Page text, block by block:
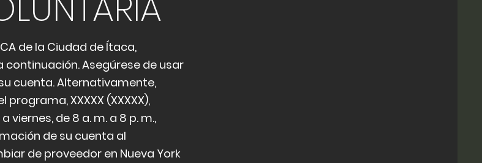
de la Ciudad de Ítaca,
Asegúrese de usar
cuenta. Alternativamente,
XXXXX (XXXXX),
viernes, de 8 a. m. a 8 p. m.,
de su cuenta al
de proveedor en Nueva York